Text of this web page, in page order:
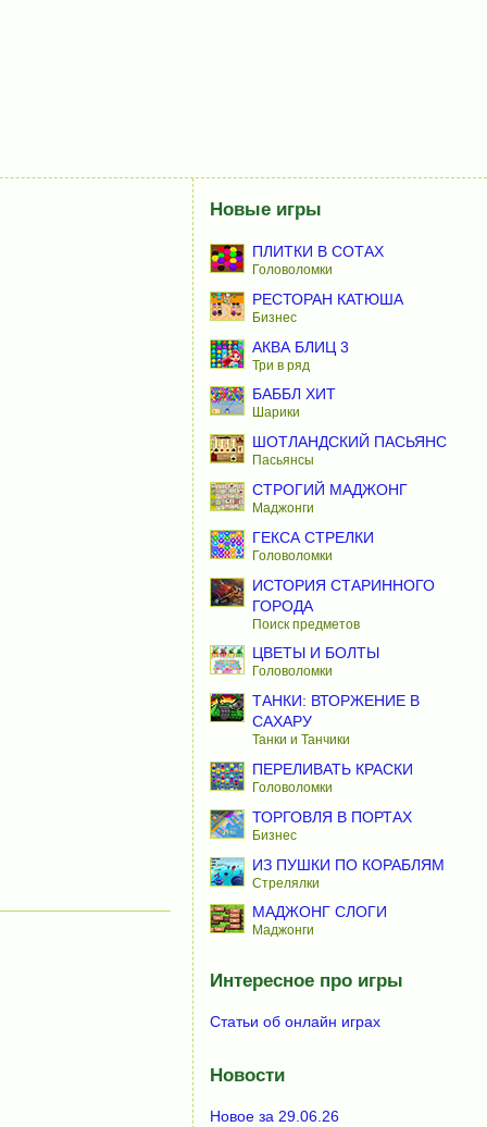
Новые игры
ПЛИТКИ В СОТАХ
Головоломки
РЕСТОРАН КАТЮША
Бизнес
АКВА БЛИЦ 3
Три в ряд
БАББЛ ХИТ
Шарики
ШОТЛАНДСКИЙ ПАСЬЯНС
Пасьянсы
СТРОГИЙ МАДЖОНГ
Маджонги
ГЕКСА СТРЕЛКИ
Головоломки
ИСТОРИЯ СТАРИННОГО
ГОРОДА
Поиск предметов
ЦВЕТЫ И БОЛТЫ
Головоломки
ТАНКИ: ВТОРЖЕНИЕ В
САХАРУ
Танки и Танчики
ПЕРЕЛИВАТЬ КРАСКИ
Головоломки
ТОРГОВЛЯ В ПОРТАХ
Бизнес
ИЗ ПУШКИ ПО КОРАБЛЯМ
Стрелялки
МАДЖОНГ СЛОГИ
Маджонги
Интересное про игры
Статьи об онлайн играх
Новости
Новое за 29.06.26